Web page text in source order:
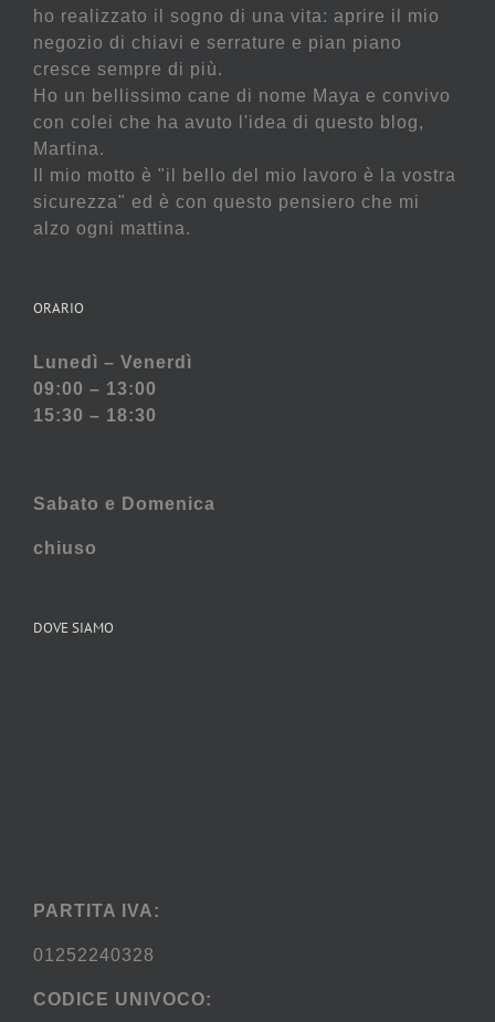
ho realizzato il sogno di una vita: aprire il mio
negozio di chiavi e serrature e pian piano
cresce sempre di più.
Ho un bellissimo cane di nome Maya e convivo
con colei che ha avuto l'idea di questo blog,
Martina.
Il mio motto è "il bello del mio lavoro è la vostra
sicurezza" ed è con questo pensiero che mi
alzo ogni mattina.
ORARIO
Lunedì – Venerdì
09:00 – 13:00
15:30 – 18:30
Sabato e Domenica
chiuso
DOVE SIAMO
PARTITA IVA:
01252240328
CODICE UNIVOCO: